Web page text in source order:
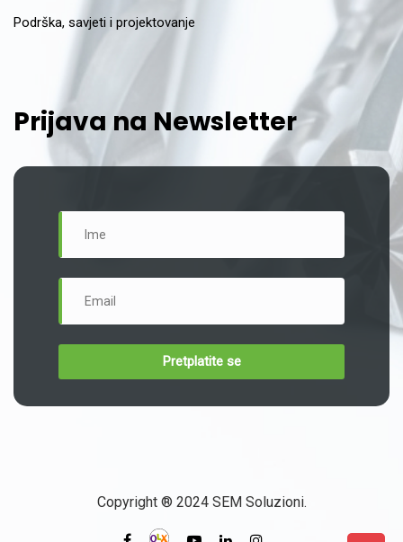
Podrška, savjeti i projektovanje
Prijava na Newsletter
Copyright ® 2024 SEM Soluzioni.